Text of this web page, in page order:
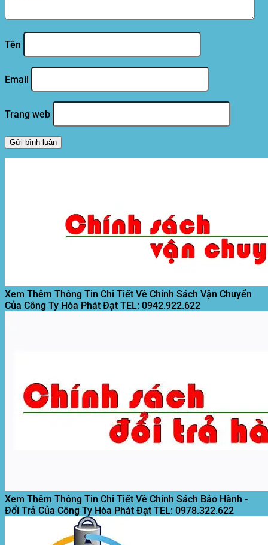
Tên
Email
Trang web
Xem Thêm Thông Tin Chi Tiết Về Chính Sách Vận Chuyển
Của Công Ty Hòa Phát Đạt TEL: 0942.922.622
Xem Thêm Thông Tin Chi Tiết Về Chính Sách Bảo Hành -
Đổi Trả Của Công Ty Hòa Phát Đạt TEL: 0978.322.622